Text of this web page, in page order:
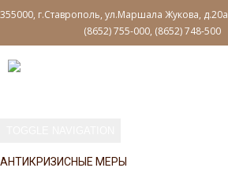
355000, г.Ставрополь, ул.Маршала Жукова, д.20а
(8652) 755-000, (8652) 748-500
АНТИКРИЗИСНЫЕ МЕРЫ